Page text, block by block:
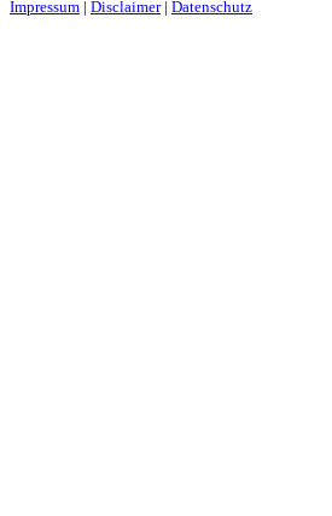
Impressum | Disclaimer| Datenschutz